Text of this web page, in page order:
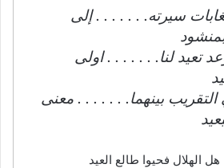
سيرته. . . . . . . إلى
تعيد لنا. . . . . . . اولى
بينهما. . . . . . . معنى
الهلال فحيوا طالع العيد